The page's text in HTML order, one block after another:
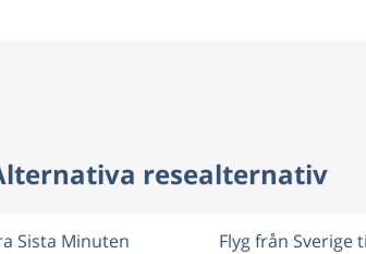
resealternativ
Sista Minuten Flyg från Sverige